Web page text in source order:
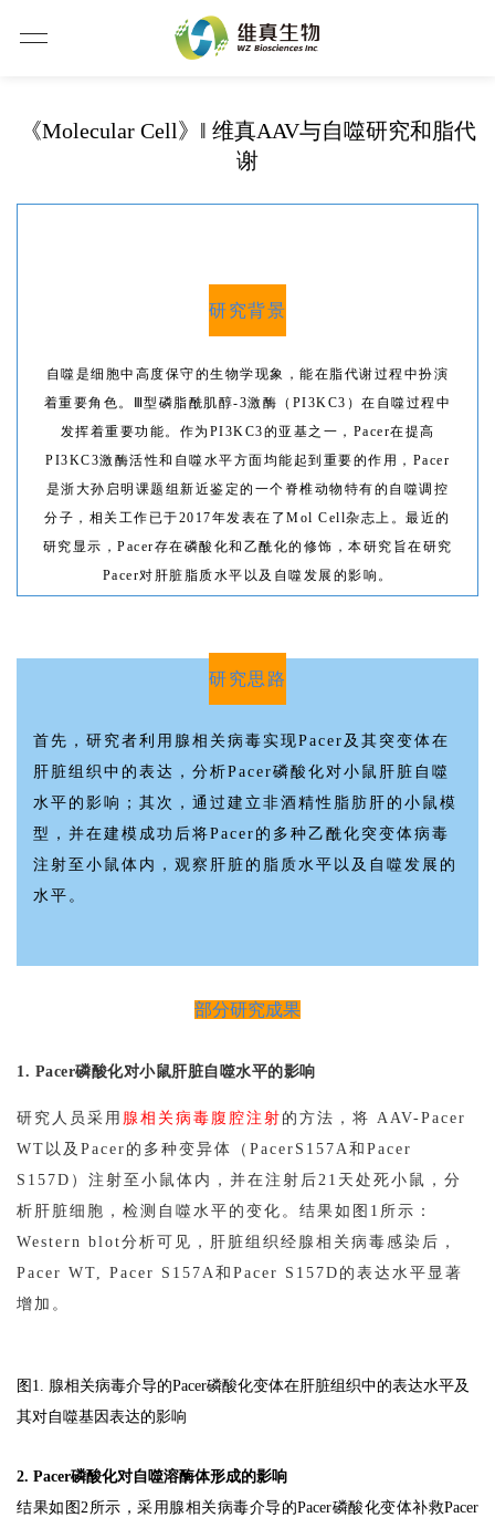
《Molecular Cell》‖ 维真AAV与自噬研究和脂代
谢
研究背景
自噬是细胞中高度保守的生物学现象，能在脂代谢过程中扮演
着重要角色。Ⅲ型磷脂酰肌醇-3激酶（PI3KC3）在自噬过程中
发挥着重要功能。作为PI3KC3的亚基之一，Pacer在提高
PI3KC3激酶活性和自噬水平方面均能起到重要的作用，Pacer
是浙大孙启明课题组新近鉴定的一个脊椎动物特有的自噬调控
分子，相关工作已于2017年发表在了Mol Cell杂志上。最近的
研究显示，Pacer存在磷酸化和乙酰化的修饰，本研究旨在研究
Pacer对肝脏脂质水平以及自噬发展的影响。
研究思路
首先，研究者利用腺相关病毒实现Pacer及其突变体在
肝脏组织中的表达，分析Pacer磷酸化对小鼠肝脏自噬
水平的影响；其次，通过建立非酒精性脂肪肝的小鼠模
型，并在建模成功后将Pacer的多种乙酰化突变体病毒
注射至小鼠体内，观察肝脏的脂质水平以及自噬发展的
水平。
部分研究成果
1. Pacer磷酸化对小鼠肝脏自噬水平的影响
研究人员采用 腺相关病毒腹腔注射 的方法，将 AAV-Pacer
WT以及Pacer的多种变异体（PacerS157A和Pacer
S157D）注射至小鼠体内，并在注射后21天处死小鼠，分
析肝脏细胞，检测自噬水平的变化。结果如图1所示：
Western blot分析可见，肝脏组织经腺相关病毒感染后，
Pacer WT, Pacer S157A和Pacer S157D的表达水平显著
增加。
图1. 腺相关病毒介导的Pacer磷酸化变体在肝脏组织中的表达水平及
其对自噬基因表达的影响
2. Pacer磷酸化对自噬溶酶体形成的影响
结果如图2所示，采用腺相关病毒介导的Pacer磷酸化变体补救Pacer